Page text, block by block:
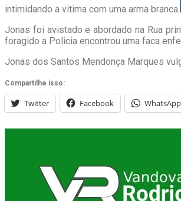
intimidando a vitima com uma arma branca.
Jonas foi avistado e abordado na Rua
foragido a Policia encontrou uma faca
Jonas dos Santos Mendonça Marques
Compartilhe isso:
Twitter Facebook WhatsApp